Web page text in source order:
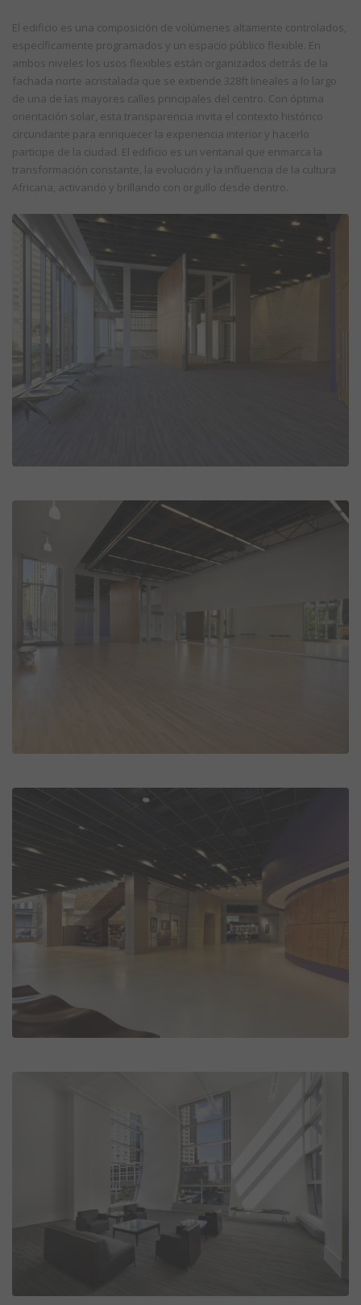
El edificio es una composición de volúmenes altamente controlados,
específicamente programados y un espacio público flexible. En
ambos niveles los usos flexibles están organizados detrás de la
fachada norte acristalada que se extiende 328ft lineales a lo largo
de una de las mayores calles principales del centro. Con óptima
orientación solar, esta transparencia invita el contexto histórico
circundante para enriquecer la experiencia interior y hacerlo
participe de la ciudad. El edificio es un ventanal que enmarca la
transformación constante, la evolución y la influencia de la cultura
Africana, activando y brillando con orgullo desde dentro.